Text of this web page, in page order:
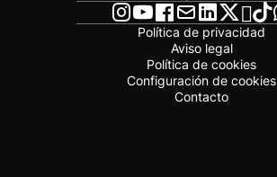
Política de privacidad
Aviso legal
Política de cookies
Configuración de cookies
Contacto